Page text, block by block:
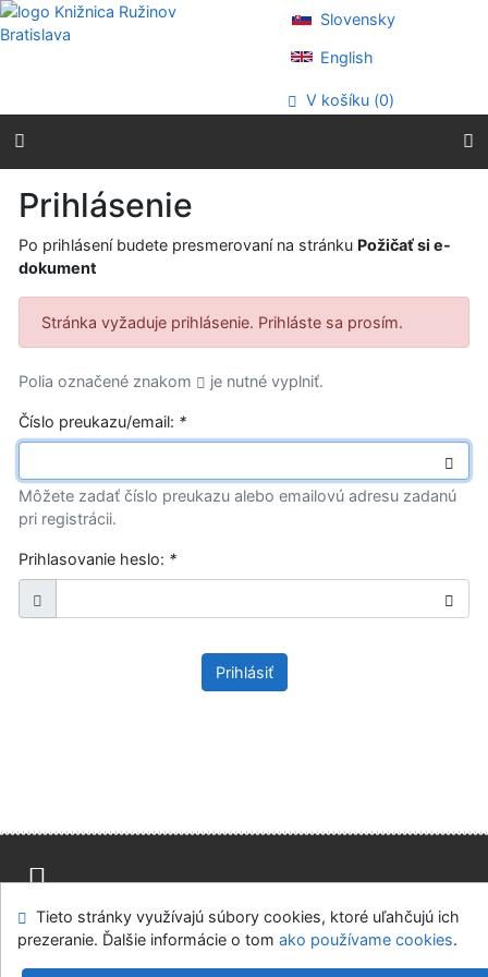
Prejsť na obsah
Prejsť na menu
Prehlásenie o webovej prístupnosti
Slovensky
English
V košíku (0)
Prihlásenie
Po prihlásení budete presmerovaní na stránku Požičať si e-
dokument
Stránka vyžaduje prihlásenie. Prihláste sa prosím.
Polia označené znakom je nutné vyplniť.
Číslo preukazu/email: *
Môžete zadať číslo preukazu alebo emailovú adresu zadanú
pri registrácii.
Prihlasovanie heslo: *
Prihlásiť
Mapa stránok Prístupnosť
Súkromie
Modul OpenSearch
Napíšte nám Nastavenie cookies
Tieto stránky využívajú súbory cookies, ktoré uľahčujú ich
prezeranie. Ďalšie informácie o tom ako používame cookies.